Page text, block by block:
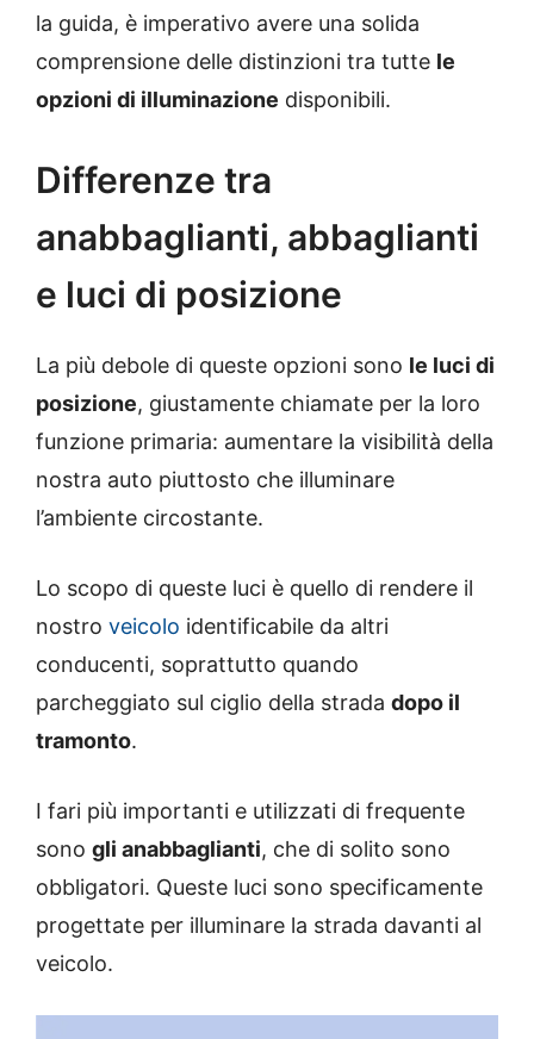
la guida, è imperativo avere una solida
comprensione delle distinzioni tra tutte le
opzioni di illuminazione disponibili.
Differenze tra
anabbaglianti, abbaglianti
e luci di posizione
La più debole di queste opzioni sono le luci di
posizione, giustamente chiamate per la loro
funzione primaria: aumentare la visibilità della
nostra auto piuttosto che illuminare
l’ambiente circostante.
Lo scopo di queste luci è quello di rendere il
nostro veicolo identificabile da altri
conducenti, soprattutto quando
parcheggiato sul ciglio della strada dopo il
tramonto.
I fari più importanti e utilizzati di frequente
sono gli anabbaglianti, che di solito sono
obbligatori. Queste luci sono specificamente
progettate per illuminare la strada davanti al
veicolo.